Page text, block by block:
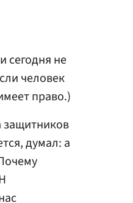
сегодня не
человек
право.)
защитников
думал: а